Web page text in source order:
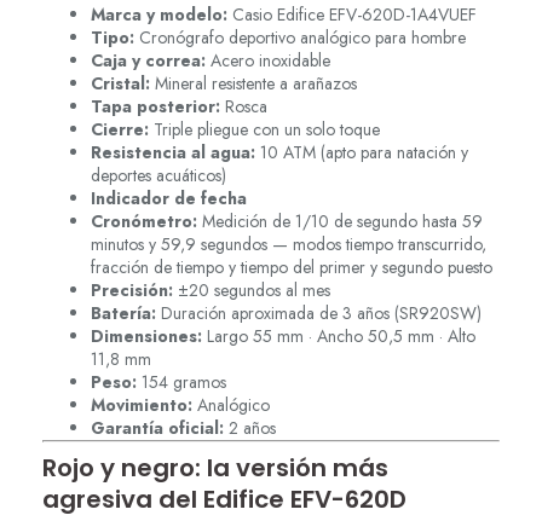
Marca y modelo: Casio Edifice EFV-620D-1A4VUEF
Tipo: Cronógrafo deportivo analógico para hombre
Caja y correa: Acero inoxidable
Cristal: Mineral resistente a arañazos
Tapa posterior: Rosca
Cierre: Triple pliegue con un solo toque
Resistencia al agua: 10 ATM (apto para natación y
deportes acuáticos)
Indicador de fecha
Cronómetro: Medición de 1/10 de segundo hasta 59
minutos y 59,9 segundos — modos tiempo transcurrido,
fracción de tiempo y tiempo del primer y segundo puesto
Precisión: ±20 segundos al mes
Batería: Duración aproximada de 3 años (SR920SW)
Dimensiones: Largo 55 mm · Ancho 50,5 mm · Alto
11,8 mm
Peso: 154 gramos
Movimiento: Analógico
Garantía oficial: 2 años
Rojo y negro: la versión más
agresiva del Edifice EFV-620D